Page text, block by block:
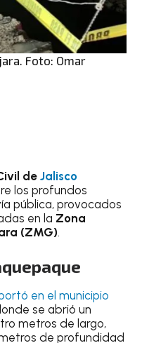
Foto: Omar
deJalisco
los profundos
pública, provocados
en la Zona
(ZMG).
en el municipio
se abrió un
metros de largo,
de profundidad